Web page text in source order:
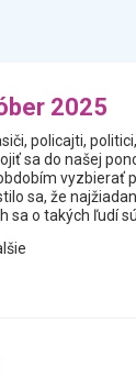
2025
policajti,
sa do našej
vyzbierať
sa, že
sa o takých ľudí